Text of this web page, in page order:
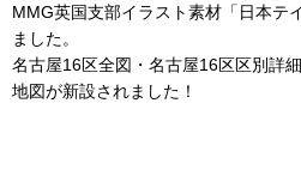
MMG英国支部イラスト素材「日本テ
ました。
名古屋16区全図・名古屋16区区別詳
地図が新設されました！